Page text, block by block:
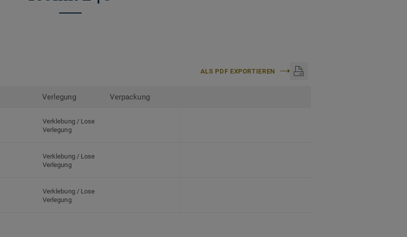
ALS PDF EXPORTIEREN
Verlegung Verpackung
Verklebung / Lose
Verlegung
Verklebung / Lose
Verlegung
Verklebung / Lose
Verlegung